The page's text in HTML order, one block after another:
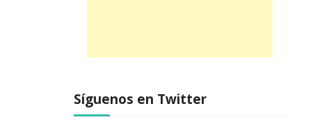
Síguenos en Twitter